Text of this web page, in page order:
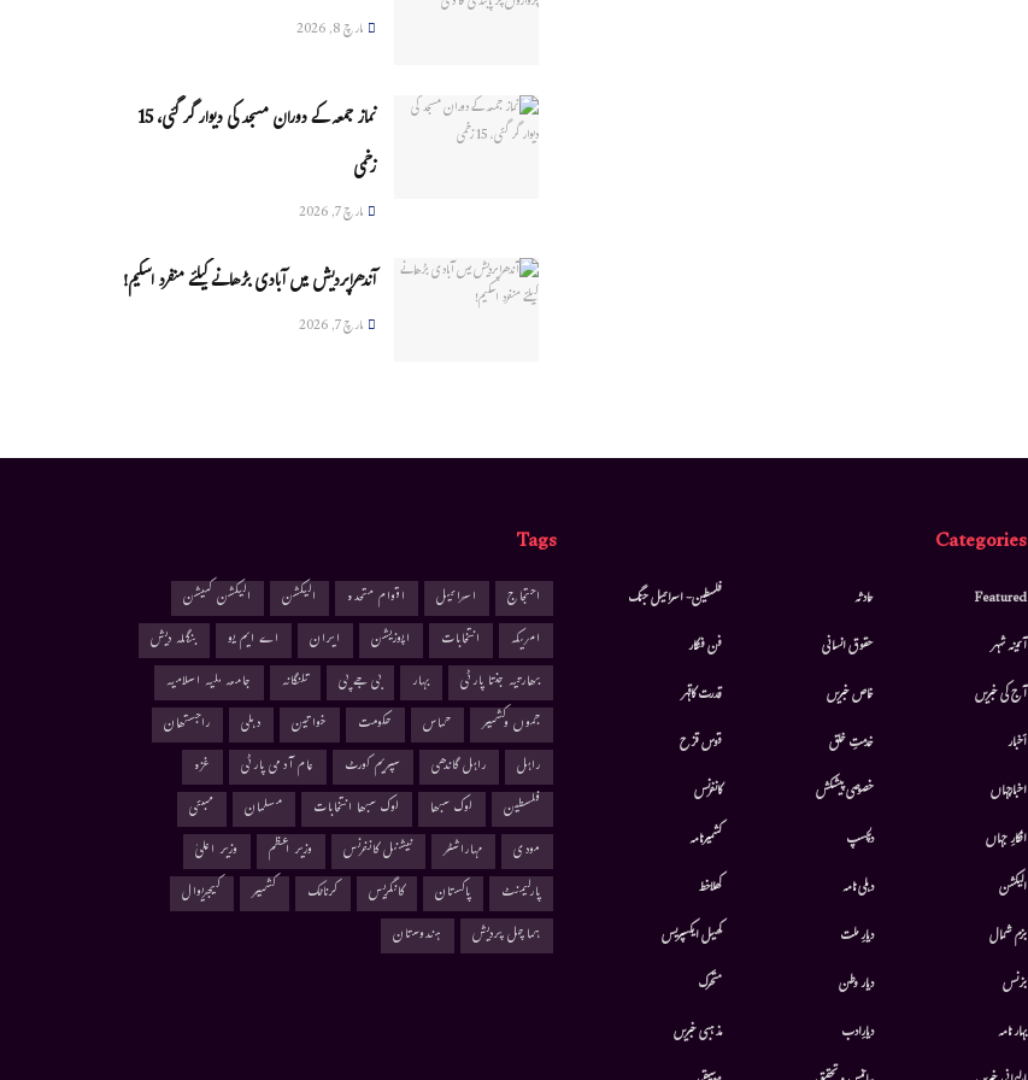
مارچ 8, 2026
نماز جمعہ کے دوران مسجد کی دیوار گر گئی، 15
زخمی
مارچ 7, 2026
آندھراپردیش میں آبادی بڑھانے کیلئے منفرد اسکیم!
مارچ 7, 2026
Categories
Featured
آئینہ شہر
آج کی خبریں
أخبار
اخبارجہاں
افکارِ جہاں
الیکشن
بزم شمال
بزنس
بہار نامہ
حادثہ
حقوق انسانی
خاص خبریں
خدمتِ خلق
خصوصی پیشکش
دلچسپ
دہلی نامہ
دیارِ ملت
دیار وطن
دیارِادب
فلسطین- اسرائیل جنگ
فن فنکار
قدرت کاقہر
قوس قزح
کانفرنس
کشمیرنامہ
کھلاخط
کھیل ایکسپریس
متحرك
مذہبی خبریں
Tags
احتجاج اسرائیل اقوام متحدہ الیکشن
الیکشن کمیشن
امریکہ
انتخابات اپوزیشن ایران اے ایم یو
بنگلہ دیش
بھارتیہ جنتا پارٹی
بہار بی جے پی تلنگانہ
جامعہ ملیہ اسلامیہ
جموں وکشمیر
حماس حکومت خواتین دہلی
راجستھان
راہل
راہل گاندھی سپریم کورٹ عام آدمی پارٹی
غزہ
فلسطین
لوک سبھا لوک سبھا انتخابات مسلمان
ممبئی
مودی
مہاراشٹر نیشنل کانفرنس وزیر اعظم
وزیر اعلیٰ
پارلیمنٹ
پاکستان کانگریس کرناٹک کشمیر
کیجریوال
ہماچل پردیش
ہندوستان